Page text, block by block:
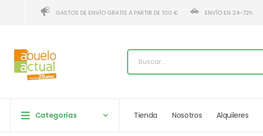
GASTOS DE ENVÍO GRATIS A PARTIR DE 100 € ENVÍO EN 24-72h
Categorías Tienda Nosotros Alquileres